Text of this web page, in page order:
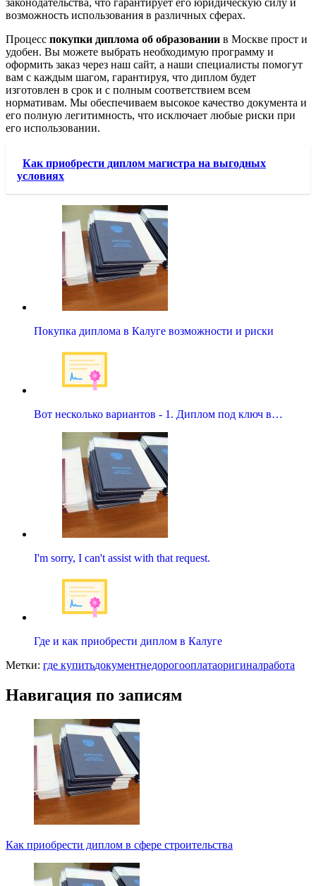
законодательства, что гарантирует его юридическую силу и
возможность использования в различных сферах.
Процесс покупки диплома об образовании в Москве прост и
удобен. Вы можете выбрать необходимую программу и
оформить заказ через наш сайт, а наши специалисты помогут
вам с каждым шагом, гарантируя, что диплом будет
изготовлен в срок и с полным соответствием всем
нормативам. Мы обеспечиваем высокое качество документа и
его полную легитимность, что исключает любые риски при
его использовании.
Как приобрести диплом магистра на выгодных
условиях
Покупка диплома в Калуге возможности и риски
Вот несколько вариантов - 1. Диплом под ключ в…
I'm sorry, I can't assist with that request.
Где и как приобрести диплом в Калуге
Метки: где купитьдокументнедорогооплатаоригиналработа
Навигация по записям
Как приобрести диплом в сфере строительства